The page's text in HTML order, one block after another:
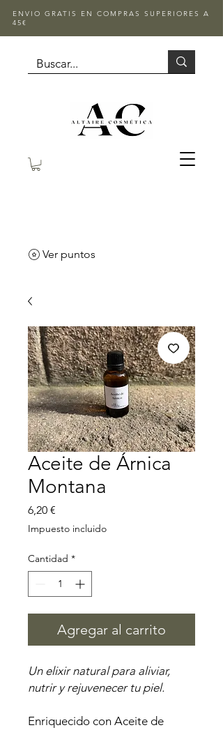
ENVIO GRATIS EN COMPRAS SUPERIORES A
45€
Ver puntos
Aceite de Árnica
Montana
6,20 €
Impuesto incluido
Cantidad *
Agregar al carrito
Un elixir natural para aliviar,
nutrir y rejuvenecer tu piel.
Enriquecido con Aceite de